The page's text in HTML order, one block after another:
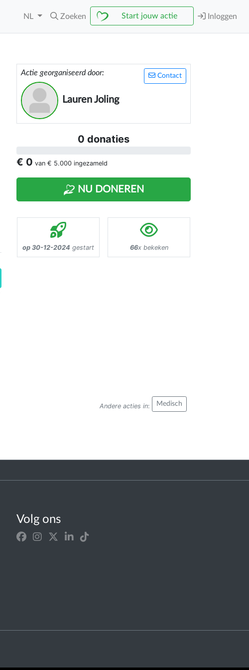
NL Zoeken Start jouw actie Inloggen
Contact
Actie georganiseerd door:
Lauren Joling
0 donaties
€ 0 van € 5.000 ingezameld
NU DONEREN
op 30-12-2024 gestart 66x bekeken
Andere acties in: Medisch
Volg ons